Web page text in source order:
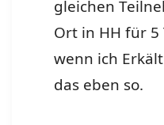
gleichen
Ort in HH für 5
wenn ich
das eben so.